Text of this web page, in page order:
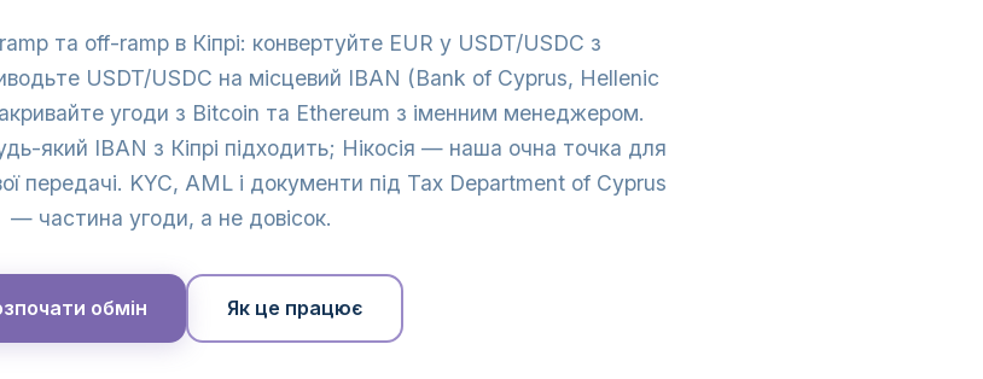
та off-ramp в Кіпрі: конвертуйте EUR у USDT/USDC з
USDT/USDC на місцевий IBAN (Bank of Cyprus, Hellenic
угоди з Bitcoin та Ethereum з іменним менеджером.
який IBAN з Кіпрі підходить; Нікосія — наша очна точка для
передачі. KYC, AML і документи під Tax Department of Cyprus
— частина угоди, а не довісок.
обмін Як це працює